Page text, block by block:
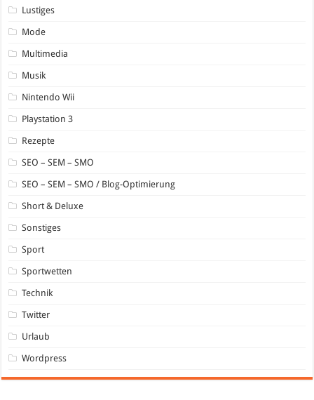
Lustiges
Mode
Multimedia
Musik
Nintendo Wii
Playstation 3
Rezepte
SEO – SEM – SMO
SEO – SEM – SMO / Blog-Optimierung
Short & Deluxe
Sonstiges
Sport
Sportwetten
Technik
Twitter
Urlaub
Wordpress